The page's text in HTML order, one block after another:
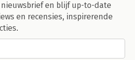
en blijf up-to-date
en recensies, inspirerende